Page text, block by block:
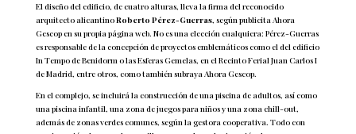
El diseño del edificio, de cuatro alturas, lleva la firma del reconocido
arquitecto alicantinoRoberto Pérez-Guerras, según publicita Ahora
Gescop en su propia página web. No es una elección cualquiera: Pérez-Guerras
es responsable de la concepción de proyectos emblemáticos como el del edificio
In Tempo de Benidorm o las Esferas Gemelas, en el Recinto Ferial Juan Carlos I
de Madrid, entre otros, como también subraya Ahora Gescop.
En el complejo, se incluirá la construcción de una piscina de adultos, así como
una piscina infantil, una zona de juegos para niños y una zona chill-out,
además de zonas verdes comunes, según la gestora cooperativa. Todo con